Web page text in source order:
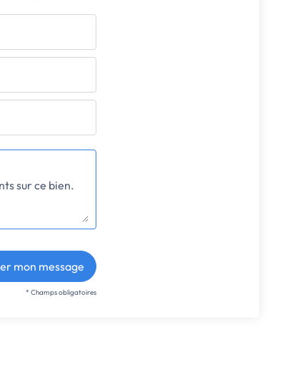
mon message
* Champs obligatoires